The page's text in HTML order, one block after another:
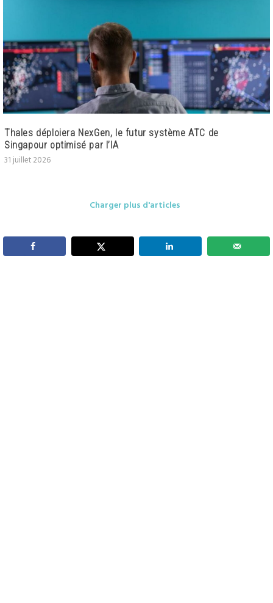
Thales déploiera NexGen, le futur système ATC de
Singapour optimisé par l’IA
31 juillet 2026
Charger plus d'articles